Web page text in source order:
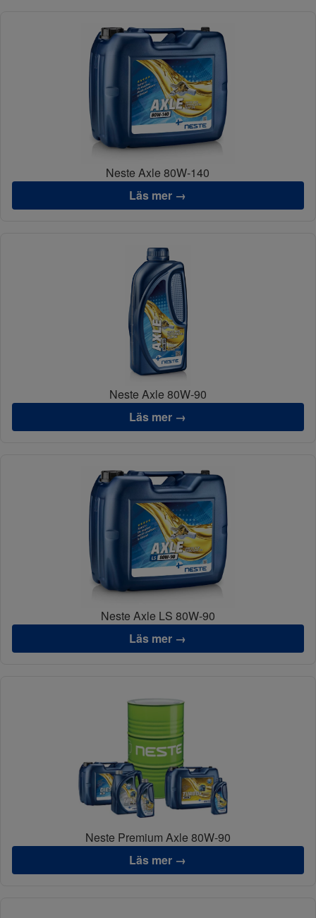
Neste Axle 80W-140
Läs mer →
Neste Axle 80W-90
Läs mer →
Neste Axle LS 80W-90
Läs mer →
Neste Premium Axle 80W-90
Läs mer →